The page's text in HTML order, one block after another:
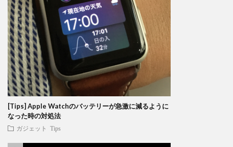
[Tips] Apple Watchのバッテリーが急激に減るように
なった時の対処法
ガジェット Tips